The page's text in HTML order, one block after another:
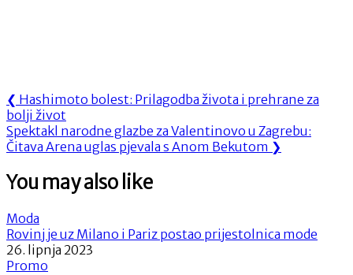
Navigacija
objava
❮ Previous
Post:
Hashimoto bolest: Prilagodba života i prehrane za
bolji život
Next
Post:
Spektakl narodne glazbe za Valentinovo u Zagrebu:
Čitava Arena uglas pjevala s Anom Bekutom ❯
You may also like
Moda
Rovinj je uz Milano i Pariz postao prijestolnica mode
26. lipnja 2023
Promo